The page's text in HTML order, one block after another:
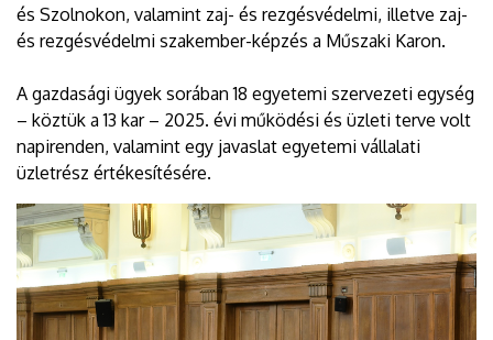
és Szolnokon, valamint zaj- és rezgésvédelmi, illetve zaj-
és rezgésvédelmi szakember-képzés a Műszaki Karon.
A gazdasági ügyek sorában 18 egyetemi szervezeti egység
– köztük a 13 kar – 2025. évi működési és üzleti terve volt
napirenden, valamint egy javaslat egyetemi vállalati
üzletrész értékesítésére.